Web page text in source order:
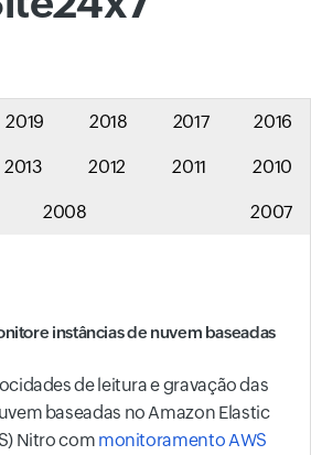
2019 2018 2017 2016
2013 2012 2011 2010
2008 2007
instâncias de nuvem baseadas
de leitura e gravação das
baseadas no Amazon Elastic
Nitro com monitoramento AWS